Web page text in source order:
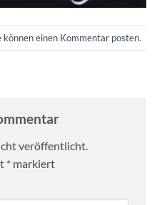
können einen Kommentar posten.
veröffentlicht.
* markiert